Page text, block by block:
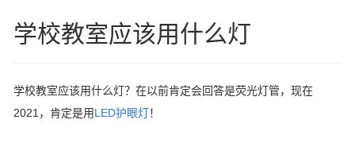
学校教室应该用什么灯
学校教室应该用什么灯？在以前肯定会回答是荧光灯管，现在
2021，肯定是用LED护眼灯！